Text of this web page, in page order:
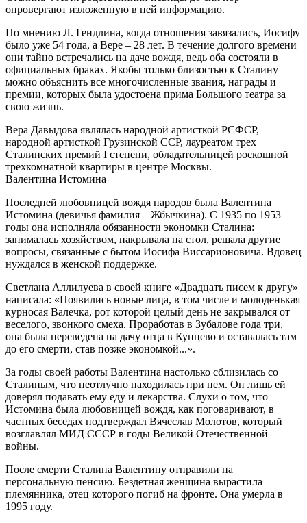
опровергают изложенную в ней информацию.
По мнению Л. Гендлина, когда отношения завязались, Иосифу
было уже 54 года, а Вере – 28 лет. В течение долгого времени
они тайно встречались на даче вождя, ведь оба состояли в
официальных браках. Якобы только близостью к Сталину
можно объяснить все многочисленные звания, награды и
премии, которых была удостоена прима Большого театра за
свою жизнь.
Вера Давыдова являлась народной артисткой РСФСР,
народной артисткой Грузинской ССР, лауреатом трех
Сталинских премий I степени, обладательницей роскошной
трехкомнатной квартиры в центре Москвы.
Валентина Истомина
Последней любовницей вождя народов была Валентина
Истомина (девичья фамилия – Жбычкина). С 1935 по 1953
годы она исполняла обязанности экономки Сталина:
занималась хозяйством, накрывала на стол, решала другие
вопросы, связанные с бытом Иосифа Виссарионовича. Вдовец
нуждался в женской поддержке.
Светлана Аллилуева в своей книге «Двадцать писем к другу»
написала: «Появились новые лица, в том числе и молоденькая
курносая Валечка, рот которой целый день не закрывался от
веселого, звонкого смеха. Проработав в Зубалове года три,
она была переведена на дачу отца в Кунцево и оставалась там
до его смерти, став позже экономкой...».
За годы своей работы Валентина настолько сблизилась со
Сталиным, что неотлучно находилась при нем. Он лишь ей
доверял подавать ему еду и лекарства. Слухи о том, что
Истомина была любовницей вождя, как поговаривают, в
частных беседах подтверждал Вячеслав Молотов, который
возглавлял МИД СССР в годы Великой Отечественной
войны.
После смерти Сталина Валентину отправили на
персональную пенсию. Бездетная женщина вырастила
племянника, отец которого погиб на фронте. Она умерла в
1995 году.